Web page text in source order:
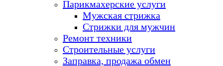
Парикмахерские услуги
Мужская стрижка
Стрижки для мужчин
Ремонт техники
Строительные услуги
Заправка, продажа обмен